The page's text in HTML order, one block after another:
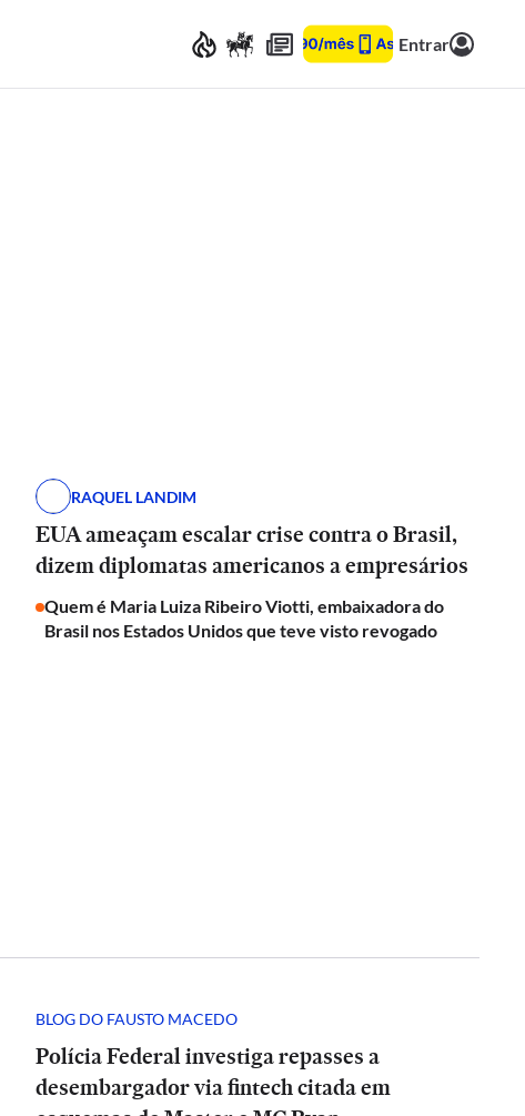
Entrar
RAQUEL LANDIM
EUA ameaçam escalar crise contra o Brasil,
dizem diplomatas americanos a empresários
Quem é Maria Luiza Ribeiro Viotti, embaixadora do
Brasil nos Estados Unidos que teve visto revogado
BLOG DO FAUSTO MACEDO
Polícia Federal investiga repasses a
desembargador via fintech citada em